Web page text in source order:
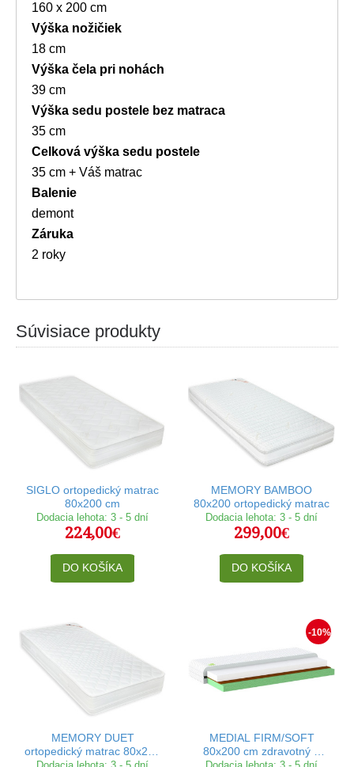
160 x 200 cm
Výška nožičiek
18 cm
Výška čela pri nohách
39 cm
Výška sedu postele bez matraca
35 cm
Celková výška sedu postele
35 cm + Váš matrac
Balenie
demont
Záruka
2 roky
Súvisiace produkty
SIGLO ortopedický matrac
80x200 cm
Dodacia lehota: 3 - 5 dní
224,00€
DO KOŠÍKA
MEMORY BAMBOO
80x200 ortopedický matrac
Dodacia lehota: 3 - 5 dní
299,00€
DO KOŠÍKA
MEMORY DUET
ortopedický matrac 80x200
-10%
MEDIAL FIRM/SOFT
80x200 cm zdravotný a